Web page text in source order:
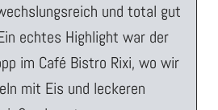
und total gut
echtes Highlight war der
im Café Bistro Rixi, wo wir
mit Eis und leckeren